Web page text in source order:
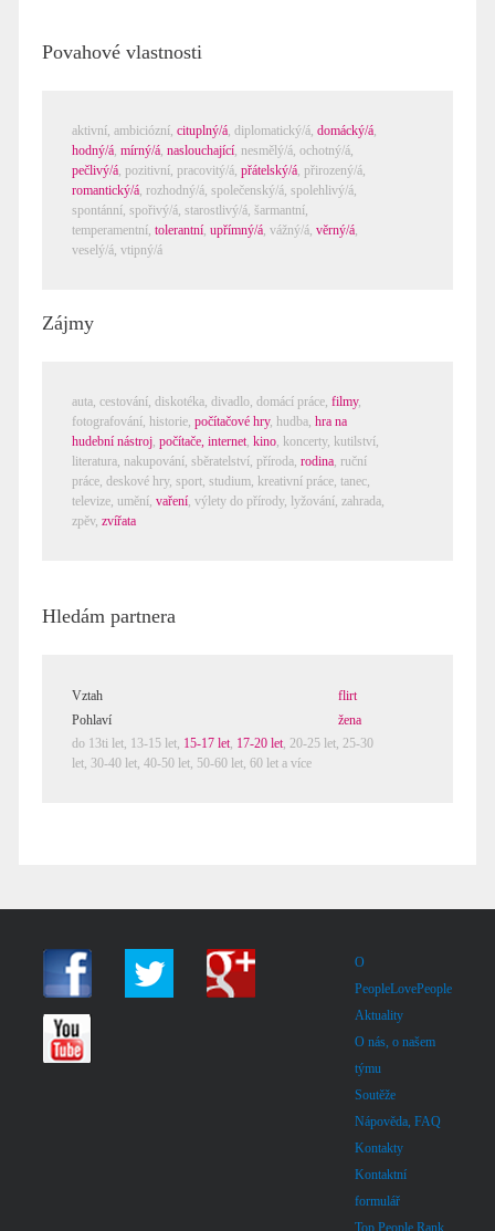
Povahové vlastnosti
aktivní, ambiciózní, cituplný/á, diplomatický/á, domácký/á,
hodný/á, mírný/á, naslouchající, nesmělý/á, ochotný/á,
pečlivý/á, pozitivní, pracovitý/á, přátelský/á, přirozený/á,
romantický/á, rozhodný/á, společenský/á, spolehlivý/á,
spontánní, spořivý/á, starostlivý/á, šarmantní,
temperamentní, tolerantní, upřímný/á, vážný/á, věrný/á,
veselý/á, vtipný/á
Zájmy
auta, cestování, diskotéka, divadlo, domácí práce, filmy,
fotografování, historie, počítačové hry, hudba, hra na
hudební nástroj, počítače, internet, kino, koncerty, kutilství,
literatura, nakupování, sběratelství, příroda, rodina, ruční
práce, deskové hry, sport, studium, kreativní práce, tanec,
televize, umění, vaření, výlety do přírody, lyžování, zahrada,
zpěv, zvířata
Hledám partnera
Vztah
flirt
Pohlaví
žena
do 13ti let, 13-15 let, 15-17 let, 17-20 let, 20-25 let, 25-30
let, 30-40 let, 40-50 let, 50-60 let, 60 let a více
O
PeopleLovePeople
Aktuality
O nás, o našem
týmu
Soutěže
Nápověda, FAQ
Kontakty
Kontaktní
formulář
Top People Rank